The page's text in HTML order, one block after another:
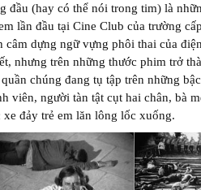
đầu (hay có thể nói trong tim) là
lần đầu tại Cine Club của trường
câm dựng ngữ vựng phôi thai của
nhưng trên những thước phim trở
chúng đang tụ tập trên những
viên, người tàn tật cụt hai chân, bà
đảy trẻ em lăn lông lốc xuống.